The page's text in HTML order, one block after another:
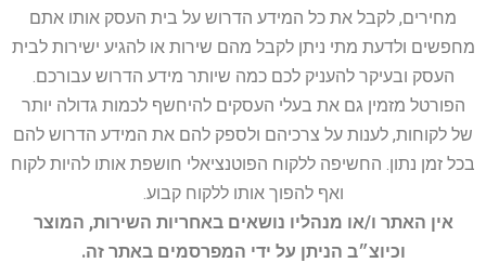
מחירים, לקבל את כל המידע הדרוש על בית העסק אותו אתם
מחפשים ולדעת מתי ניתן לקבל מהם שירות או להגיע ישירות לבית
העסק ובעיקר להעניק לכם כמה שיותר מידע הדרוש עבורכם.
הפורטל מזמין גם את בעלי העסקים להיחשף לכמות גדולה יותר
של לקוחות, לענות על צרכיהם ולספק להם את המידע הדרוש להם
בכל זמן נתון. החשיפה ללקוח הפוטנציאלי חושפת אותו להיות לקוח
ואף להפוך אותו ללקוח קבוע.
אין האתר ו/או מנהליו נושאים באחריות השירות, המוצר
וכיוצ״ב הניתן על ידי המפרסמים באתר זה.